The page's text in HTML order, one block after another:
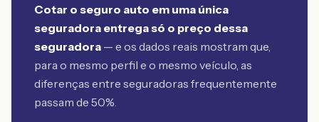
Cotar o seguro auto em uma única
seguradora entrega só o preço dessa
seguradora — e os dados reais mostram que,
para o mesmo perfil e o mesmo veículo, as
diferenças entre seguradoras frequentemente
passam de 50%.